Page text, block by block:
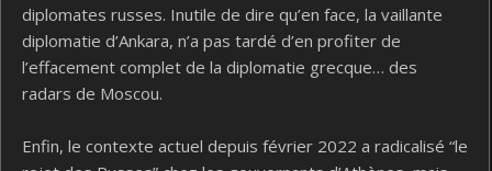
diplomates russes. Inutile de dire qu’en face, la vaillante
diplomatie d’Ankara, n’a pas tardé d’en profiter de
l’effacement complet de la diplomatie grecque… des
radars de Moscou.
Enfin, le contexte actuel depuis février 2022 a radicalisé “le